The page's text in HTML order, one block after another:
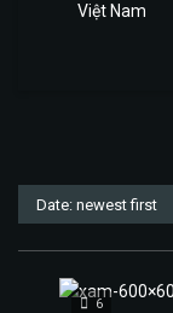
Việt Nam
Date: newest first
6